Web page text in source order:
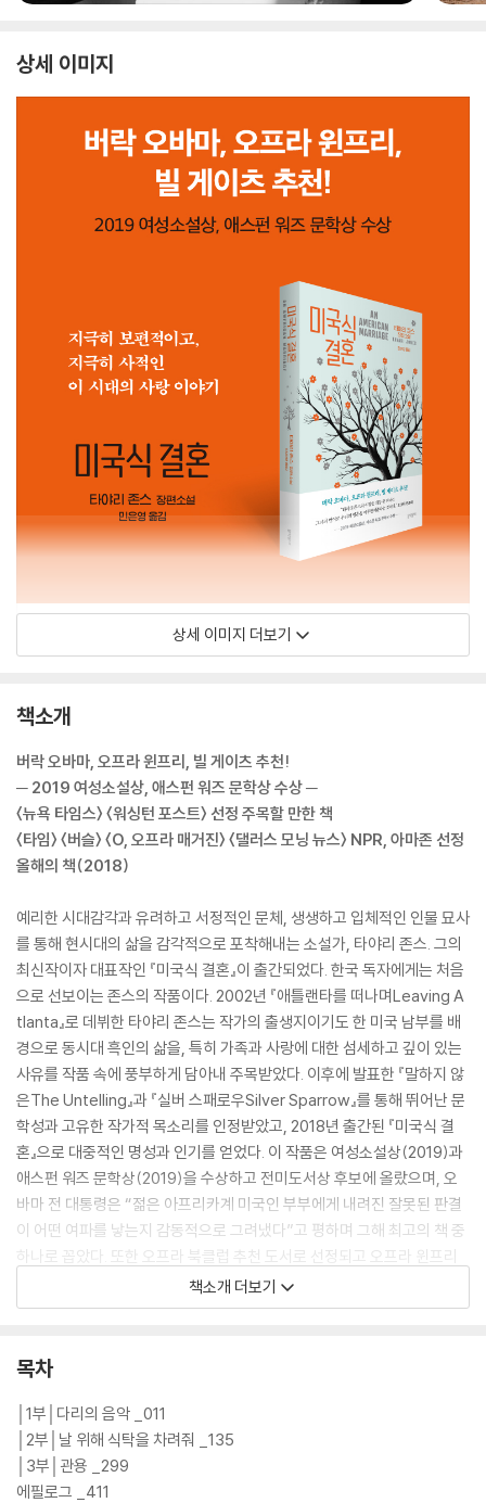
상세 이미지
상세 이미지 더보기
책소개
버락 오바마, 오프라 윈프리, 빌 게이츠 추천!
─ 2019 여성소설상, 애스펀 워즈 문학상 수상 ─
〈뉴욕 타임스〉 〈워싱턴 포스트〉 선정 주목할 만한 책
〈타임〉 〈버슬〉 〈O, 오프라 매거진〉 〈댈러스 모닝 뉴스〉 NPR, 아마존 선정
올해의 책(2018)
예리한 시대감각과 유려하고 서정적인 문체, 생생하고 입체적인 인물 묘사
를 통해 현시대의 삶을 감각적으로 포착해내는 소설가, 타야리 존스. 그의
최신작이자 대표작인 『미국식 결혼』이 출간되었다. 한국 독자에게는 처음
으로 선보이는 존스의 작품이다. 2002년 『애틀랜타를 떠나며Leaving A
tlanta』로 데뷔한 타야리 존스는 작가의 출생지이기도 한 미국 남부를 배
경으로 동시대 흑인의 삶을, 특히 가족과 사랑에 대한 섬세하고 깊이 있는
사유를 작품 속에 풍부하게 담아내 주목받았다. 이후에 발표한 『말하지 않
은The Untelling』과 『실버 스패로우Silver Sparrow』를 통해 뛰어난 문
학성과 고유한 작가적 목소리를 인정받았고, 2018년 출간된 『미국식 결
혼』으로 대중적인 명성과 인기를 얻었다. 이 작품은 여성소설상(2019)과
애스펀 워즈 문학상(2019)을 수상하고 전미도서상 후보에 올랐으며, 오
바마 전 대통령은 “젊은 아프리카계 미국인 부부에게 내려진 잘못된 판결
이 어떤 여파를 낳는지 감동적으로 그려냈다”고 평하며 그해 최고의 책 중
하나로 꼽았다. 또한 오프라 북클럽 추천 도서로 선정되고 오프라 윈프리
가 이 작품을 영화화할 계획이라고 밝히면서 큰 주목을 받았다.
만져준다는 것이다.”
『미국식 결혼』은 인종차별적인 편견에 근거한 부당한 판결이 한 흑인 신혼
부부의 삶에 미친 여파를 중심으로 세 남녀의 사랑과 갈등을 아름답고 힘
있는 언어로 흥미진진하게 그려낸 소설이다. 이야기는 남편인 로이와 아내
책소개 더보기
목차
│1부│다리의 음악 _011
│2부│날 위해 식탁을 차려줘 _135
│3부│관용 _299
에필로그 _411